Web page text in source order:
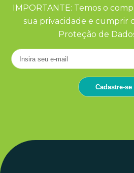
IMPORTANTE: Temos o
sua privacidade e cumprir
Proteção de